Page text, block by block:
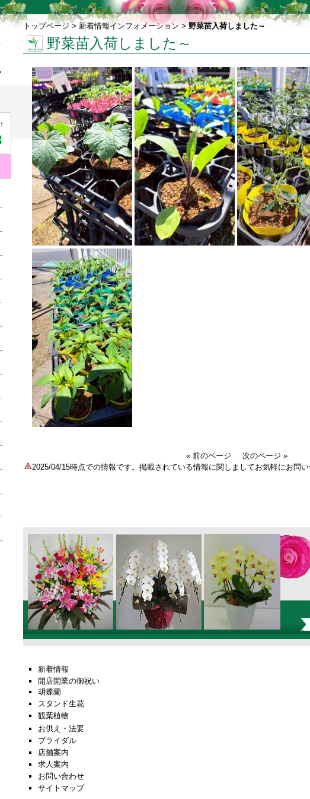
トップページ > 新着情報インフォメーション > 野菜苗入荷しました～
野菜苗入荷しました～
« 前のページ
次のページ »
2025/04/15時点での情報です。掲載されている情報に関しましてお気軽にお問い
新着情報
開店開業の御祝い
胡蝶蘭
スタンド生花
観葉植物
お供え・法要
ブライダル
店舗案内
求人案内
お問い合わせ
サイトマップ